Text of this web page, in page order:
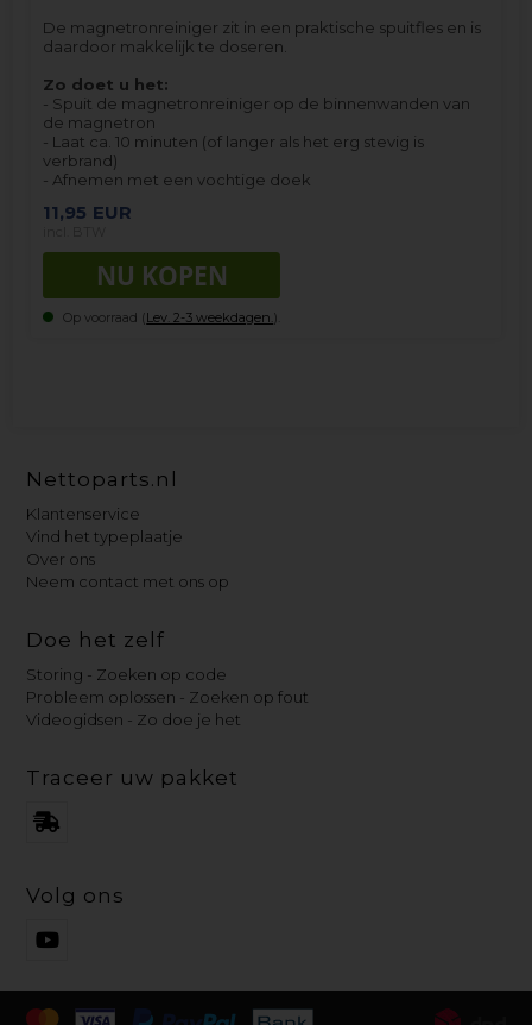
De magnetronreiniger zit in een praktische spuitfles en is
daardoor makkelijk te doseren.
Zo doet u het:
- Spuit de magnetronreiniger op de binnenwanden van
de magnetron
- Laat ca. 10 minuten (of langer als het erg stevig is
verbrand)
- Afnemen met een vochtige doek
11,95 EUR
Op voorraad (Lev. 2-3 weekdagen. ).
Nettoparts.nl
Klantenservice
Vind het typeplaatje
Over ons
Neem contact met ons op
Doe het zelf
Storing - Zoeken op code
Probleem oplossen - Zoeken op fout
Videogidsen - Zo doe je het
Traceer uw pakket
Volg ons